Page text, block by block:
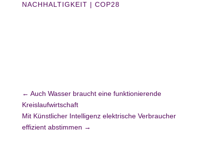
NACHHALTIGKEIT | COP28
← Auch Wasser braucht eine funktionierende
Kreislaufwirtschaft
Mit Künstlicher Intelligenz elektrische Verbraucher
effizient abstimmen →